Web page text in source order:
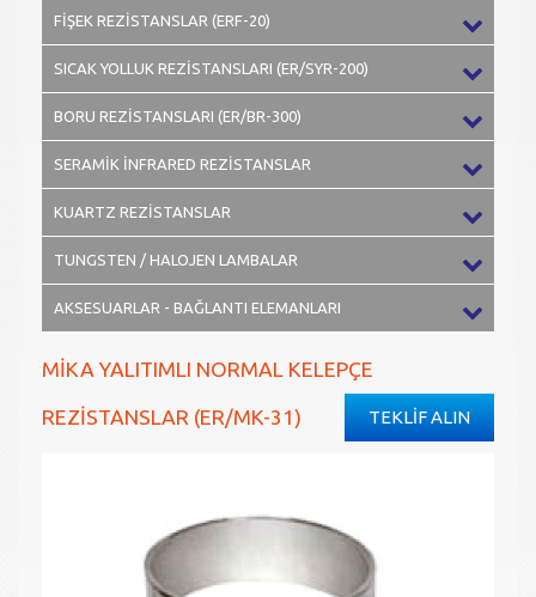
FİŞEK REZİSTANSLAR (ERF-20)
SICAK YOLLUK REZİSTANSLARI (ER/SYR-200)
BORU REZİSTANSLARI (ER/BR-300)
SERAMİK İNFRARED REZİSTANSLAR
KUARTZ REZİSTANSLAR
TUNGSTEN / HALOJEN LAMBALAR
AKSESUARLAR - BAĞLANTI ELEMANLARI
MİKA YALITIMLI NORMAL KELEPÇE
REZİSTANSLAR (ER/MK-31) TEKLİF ALIN